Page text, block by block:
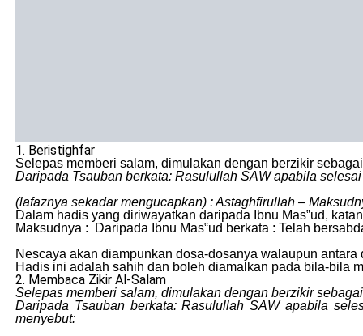
1. Beristighfar
Selepas memberi salam, dimulakan dengan berzikir
Daripada Tsauban berkata: Rasulullah SAW apabila
(lafaznya sekadar mengucapkan) : Astaghfirullah –
Dalam hadis yang diriwayatkan daripada Ibnu Mas‟ud,
Maksudnya : Daripada Ibnu Mas‟ud berkata : Telah
Nescaya akan diampunkan dosa-dosanya walaupun
Hadis ini adalah sahih dan boleh diamalkan pada bila-bila
2. Membaca Zikir Al-Salam
Selepas memberi salam, dimulakan dengan berzikir
Daripada Tsauban berkata: Rasulullah SAW apabila
menyebut: